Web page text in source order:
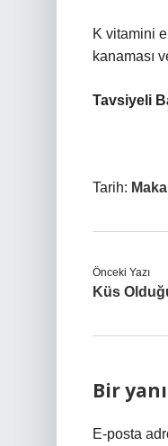
K vitamini
kanaması
Tavsiyeli
Tarih:
Önceki Yazı
Küs
Bir
E-posta